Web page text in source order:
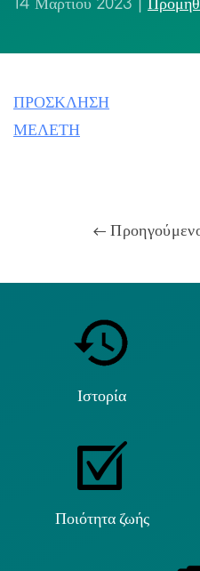
14 Μαρτίου 2023
ΠΡΟΣΚΛΗΣΗ
ΜΕΛΕΤΗ
Ιστορία
Ποιότητα ζωής